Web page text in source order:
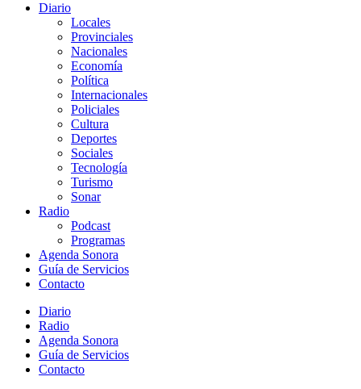
Diario
Locales
Provinciales
Nacionales
Economía
Política
Internacionales
Policiales
Cultura
Deportes
Sociales
Tecnología
Turismo
Sonar
Radio
Podcast
Programas
Agenda Sonora
Guía de Servicios
Contacto
Diario
Radio
Agenda Sonora
Guía de Servicios
Contacto